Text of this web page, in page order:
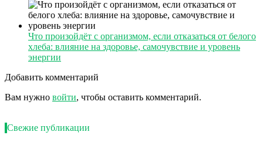
Что произойдёт с организмом, если отказаться от белого
хлеба: влияние на здоровье, самочувствие и уровень
энергии
Добавить комментарий
Вам нужно войти, чтобы оставить комментарий.
Свежие публикации